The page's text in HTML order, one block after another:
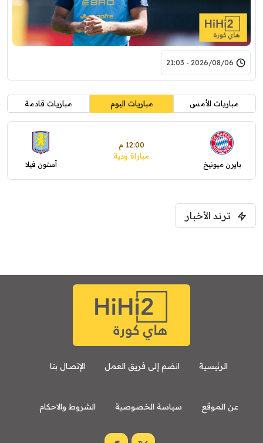
2026/08/06 - 21:03
مباريات الأمس مباريات اليوم مباريات قادمة
بايرن ميونيخ
12:00 م
مباراة ودية
أستون فيلا
ترند الأخبار
الرئيسية انضم إلى فريق العمل الإتصال بنا
عن الموقع سياسة الخصوصية الشروط والاحكام